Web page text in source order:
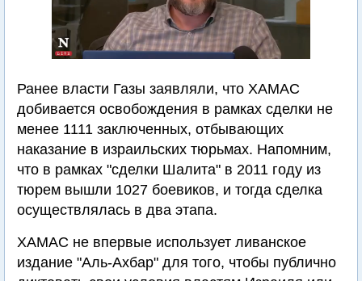
Ранее власти Газы заявляли, что ХАМАС
добивается освобождения в рамках сделки не
менее 1111 заключенных, отбывающих
наказание в израильских тюрьмах. Напомним,
что в рамках "сделки Шалита" в 2011 году из
тюрем вышли 1027 боевиков, и тогда сделка
осуществлялась в два этапа.
ХАМАС не впервые использует ливанское
издание "Аль-Ахбар" для того, чтобы публично